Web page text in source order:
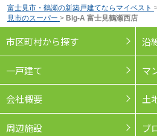
富士見市・鶴瀬の新築戸建てならマイベスト
見市のスーパー > Big-A 富士見鶴瀬西店
市区町村から探す 沿
一戸建て マ
会社概要 土
周辺施設 ブ